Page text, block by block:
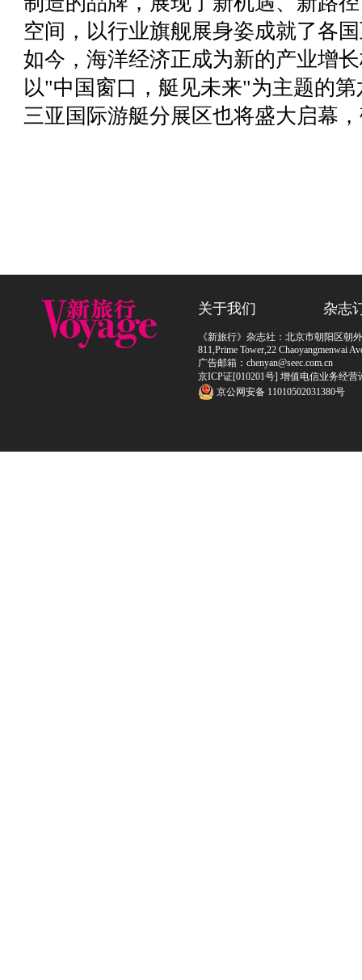
空间，以行业旗舰展身姿成就了各
如今，海洋经济正成为新的产业增
以"中国窗口，艇见未来"为主题的
三亚国际游艇分展区也将盛大启幕
关于我们 杂志
《新旅行》杂志社：北京市朝阳区朝
811,Prime Tower,22 Chaoyangmenwai
广告邮箱：chenyan@seec.com.cn
京ICP证[010201号] 增值电信业务经
京公网安备 11010502031380号